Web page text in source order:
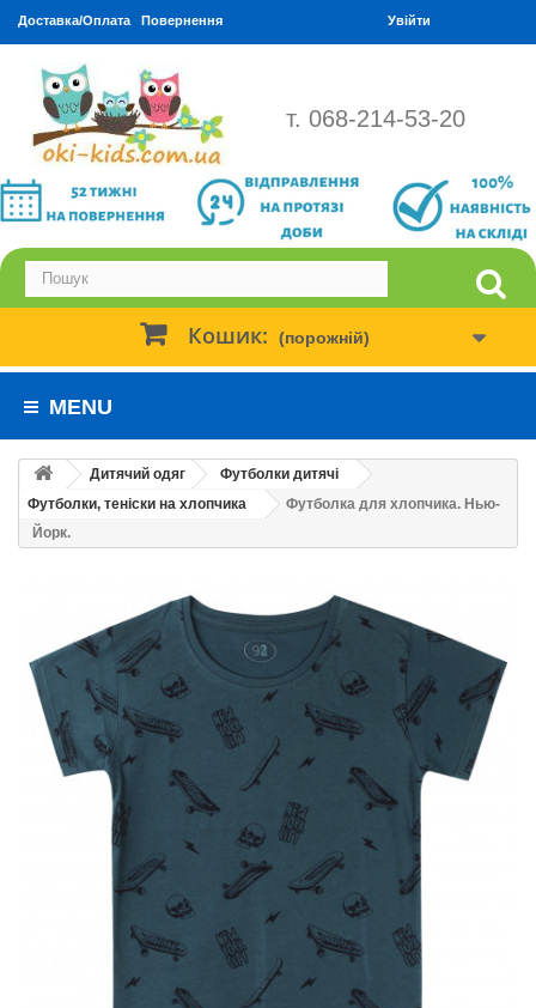
Доставка/Оплата Повернення Увійти
т. 068-214-53-20
Кошик: (порожній)
MENU
Дитячий одяг
Футболки дитячі
Футболки, теніски на хлопчика
Футболка для хлопчика. Нью-
Йорк.